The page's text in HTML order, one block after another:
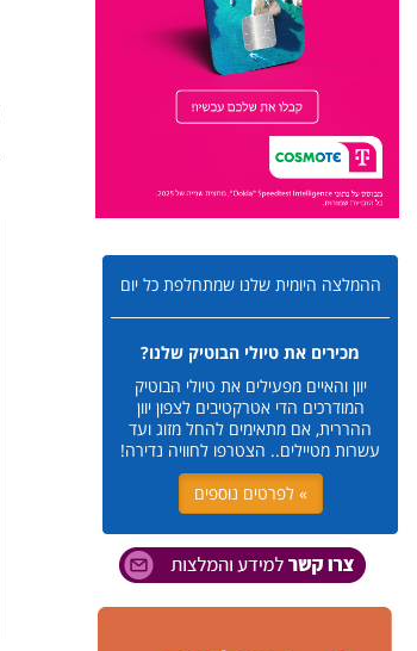
ההמלצה היומית שלנו שמתחלפת כל יום
מכירים את טיולי הבוטיק שלנו?
יוון והאיים מפעילים את טיולי הבוטיק
המודרכים הדי אטרקטיבים לצפון יוון
ההררית, אם מתאימים להחל מזוג ועד
עשרות מטיילים.. הצטרפו לחוויה נדירה!
» לפרטים נוספים